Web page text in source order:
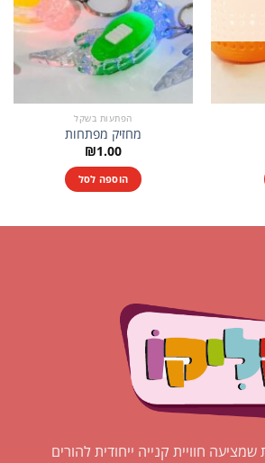
הפתעות בשקל
מחזיק מפתחות
₪1.00
הוספה לסל
שמציעה חוויית קנייה ייחודית להורים